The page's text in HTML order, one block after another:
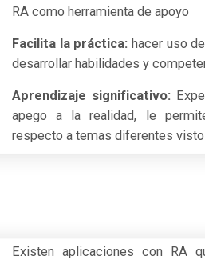
RA como herramienta de apoyo
Facilita la práctica: hacer uso
desarrollar habilidades y
Aprendizaje significativo:
apego a la realidad, le
respecto a temas diferentes
Existen aplicaciones con RA